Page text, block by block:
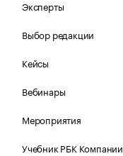
Эксперты
Выбор редакции
Кейсы
Вебинары
Мероприятия
Учебник РБК Компании